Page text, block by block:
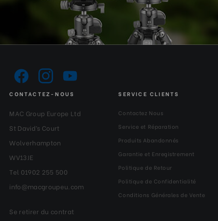
CONTACTEZ-NOUS
MAC Group Europe Ltd
St David’s Court
Wolverhampton
WV13JE
Tel 01902 255 500
info@macgroupeu.com
Se retirer du contrat
SERVICE CLIENTS
Contactez Nous
Service et Réparation
Produits Abandonnés
Garantie et Enregistrement
Politique de Retour
Politique de Confidentialité
Conditions Générales de Vente